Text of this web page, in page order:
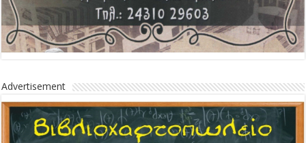
Advertisement